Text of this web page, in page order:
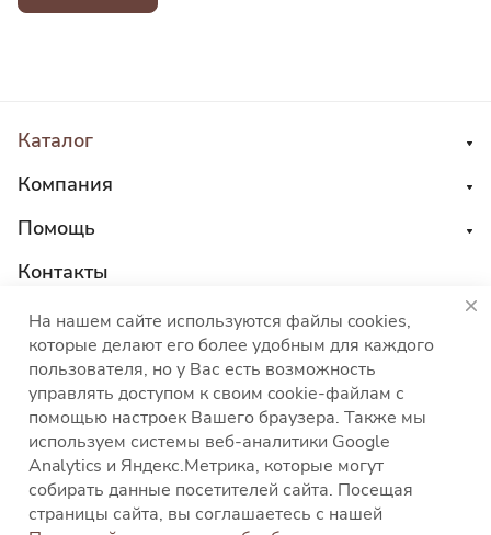
Каталог
Компания
Помощь
Контакты
8 800 555 45 04
sales@choco-corp.com
Политика конфиденциальности
Политика
использования файлов cookies
Согласие на
На нашем сайте используются файлы cookies,
которые делают его более удобным для каждого
пользователя, но у Вас есть возможность
управлять доступом к своим cookie-файлам с
помощью настроек Вашего браузера. Также мы
используем системы веб-аналитики Google
Analytics и Яндекс.Метрика, которые могут
собирать данные посетителей сайта. Посещая
страницы сайта, вы соглашаетесь с нашей